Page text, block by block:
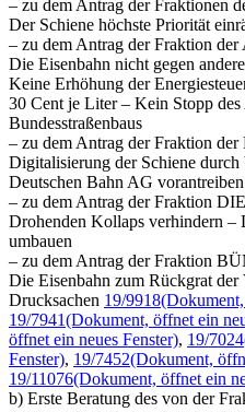
– zu dem Antrag der Fraktionen
Der Schiene höchste Priorität
– zu dem Antrag der Fraktion der
Die Eisenbahn nicht gegen
Keine Erhöhung der
30 Cent je Liter – Kein Stopp
Bundesstraßenbaus
– zu dem Antrag der Fraktion der
Digitalisierung der Schiene
Deutschen Bahn AG vorantreiben
– zu dem Antrag der Fraktion
Drohenden Kollaps verhindern –
umbauen
– zu dem Antrag der Fraktion
Die Eisenbahn zum Rückgrat der
Drucksachen 19/9918
19/7941(Dokument, öffnet ein
öffnet ein neues Fenster), 19/7024
Fenster), 19/7452(Dokument,
19/11076(Dokument, öffnet ein
b) Erste Beratung des von der